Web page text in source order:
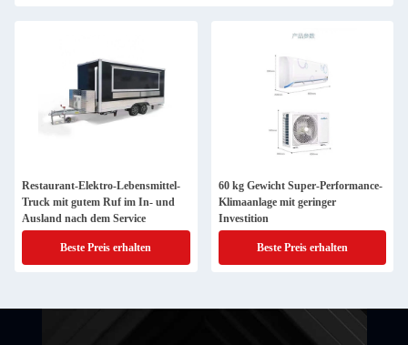
Restaurant-Elektro-Lebensmittel-
Truck mit gutem Ruf im In- und
Ausland nach dem Service
Beste Preis erhalten
60 kg Gewicht Super-Performance-
Klimaanlage mit geringer
Investition
Beste Preis erhalten